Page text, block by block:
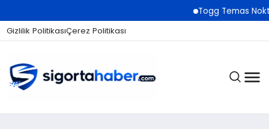
Togg Temas
Gizlilik PolitikasıÇerez Politikası